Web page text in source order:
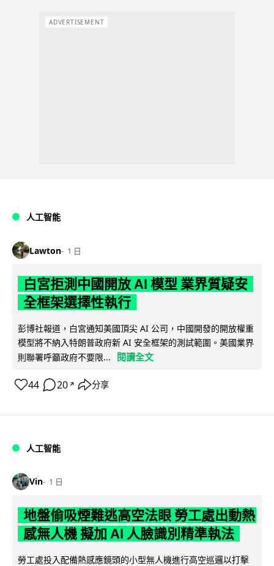
ADVERTISEMENT
人工智能
Lawton 1 日
白宮拒測中國開放 AI 模型 業界質疑安
全框架選擇性執行
彭博社報道，白宮通知美國頂尖 AI 公司，中國開發的開放權重
模型將不納入特朗普政府新 AI 安全框架的測試範圍。美國業界
則聯署呼籲政府不要限...
閱讀全文
44 20 ↗ 分享
人工智能
Vin 1 日
地盤偷吸煙難逃高空法眼 勞工處出動熱
感無人機 擬加 AI 人臉識別精準執法
勞工處投入配備熱感應鏡頭的小型無人機進行高空巡邏以打擊